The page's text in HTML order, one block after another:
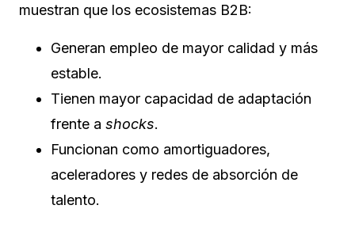
muestran que los ecosistemas B2B:
Generan empleo de mayor calidad y más
estable.
Tienen mayor capacidad de adaptación
frente a shocks.
Funcionan como amortiguadores,
aceleradores y redes de absorción de
talento.